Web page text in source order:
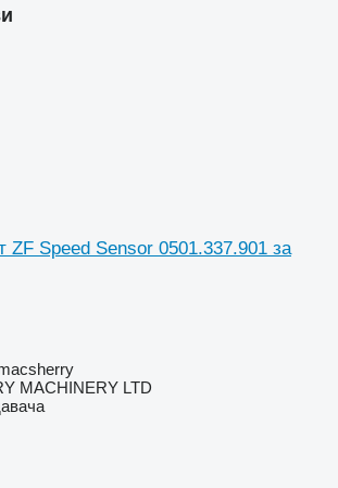
ZF Speed Sensor 0501.337.901 за
MACHINERY LTD